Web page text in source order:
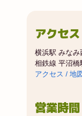
アクセス
横浜駅 みな
相鉄線 平沼
アクセス / 地
営業時間